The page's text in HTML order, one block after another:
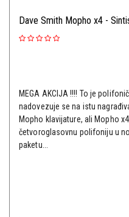
Dave Smith Mopho x4 -
MEGA AKCIJA !!!! To je
nadovezuje se na istu
Mopho klavijature, ali Mopho
četvoroglasovnu polifoniju u
paketu...